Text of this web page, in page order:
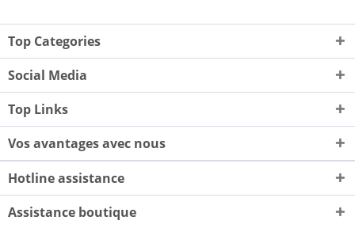
Top Categories
Social Media
Top Links
Vos avantages avec nous
Hotline assistance
Assistance boutique